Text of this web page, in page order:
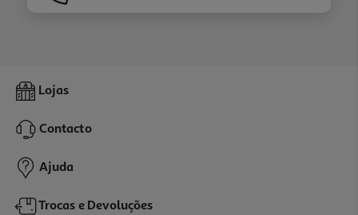
Lojas
Contacto
Ajuda
Trocas e Devoluções